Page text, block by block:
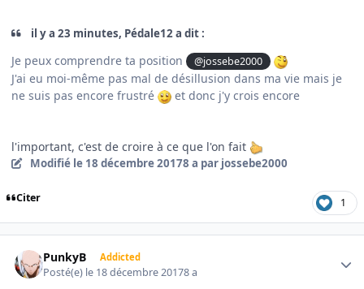
il y a 23 minutes, Pédale12 a dit :
Je peux comprendre ta position @jossebe2000
J'ai eu moi-même pas mal de désillusion dans ma vie mais je
ne suis pas encore frustré
et donc j'y crois encore
l'important, c'est de croire à ce que l'on fait
Modifié le 18 décembre 20178 a par jossebe2000
Citer 1
PunkyB Addicted
Posté(e) le 18 décembre 20178 a